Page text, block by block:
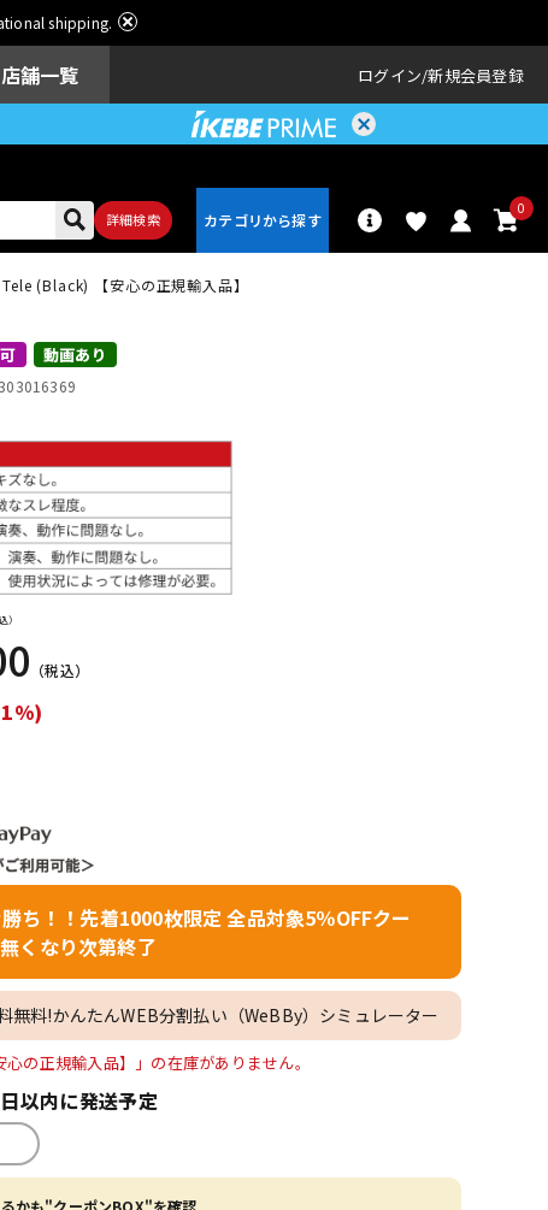
shipping.
店舗一覧 ログイン 新規会員登録
詳細検索
0
ドラム
配信/ライブ
機器
(Black) 【安心の正規輸入品】
動画あり
）
（税込）
ち！！先着1000枚限定 全品対象5％OFFクー
くなり次第終了
無料!かんたんWEB分割払い（WeBBy）シミュレーター
の正規輸入品】」の在庫がありません。
以内に発送予定
かも"クーポンBOX"を確認